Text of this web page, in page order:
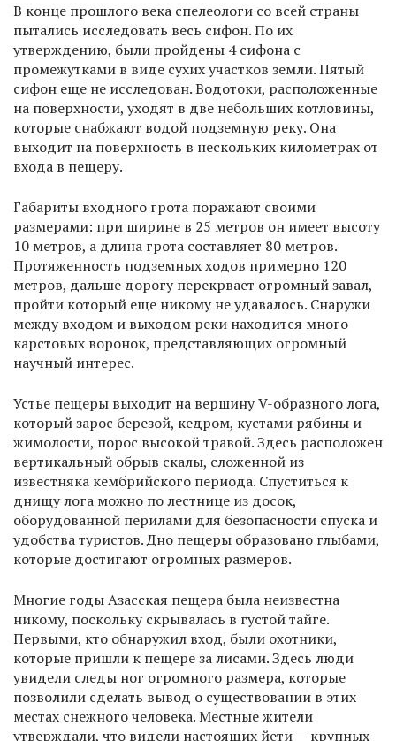
В конце прошлого века спелеологи со всей страны
пытались исследовать весь сифон. По их
утверждению, были пройдены 4 сифона с
промежутками в виде сухих участков земли. Пятый
сифон еще не исследован. Водотоки, расположенные
на поверхности, уходят в две небольших котловины,
которые снабжают водой подземную реку. Она
выходит на поверхность в нескольких километрах от
входа в пещеру.
Габариты входного грота поражают своими
размерами: при ширине в 25 метров он имеет высоту
10 метров, а длина грота составляет 80 метров.
Протяженность подземных ходов примерно 120
метров, дальше дорогу перекрвает огромный завал,
пройти который еще никому не удавалось. Снаружи
между входом и выходом реки находится много
карстовых воронок, представляющих огромный
научный интерес.
Устье пещеры выходит на вершину V-образного лога,
который зарос березой, кедром, кустами рябины и
жимолости, порос высокой травой. Здесь расположен
вертикальный обрыв скалы, сложенной из
известняка кембрийского периода. Спуститься к
днищу лога можно по лестнице из досок,
оборудованной перилами для безопасности спуска и
удобства туристов. Дно пещеры образовано глыбами,
которые достигают огромных размеров.
Многие годы Азасская пещера была неизвестна
никому, поскольку скрывалась в густой тайге.
Первыми, кто обнаружил вход, были охотники,
которые пришли к пещере за лисами. Здесь люди
увидели следы ног огромного размера, которые
позволили сделать вывод о существовании в этих
местах снежного человека. Местные жители
утверждали, что видели настоящих йети — крупных